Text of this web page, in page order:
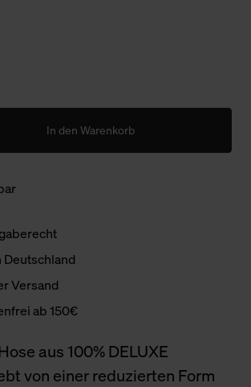
In den Warenkorb
Versand
ab 150€
aus 100% DELUXE
von einer reduzierten Form